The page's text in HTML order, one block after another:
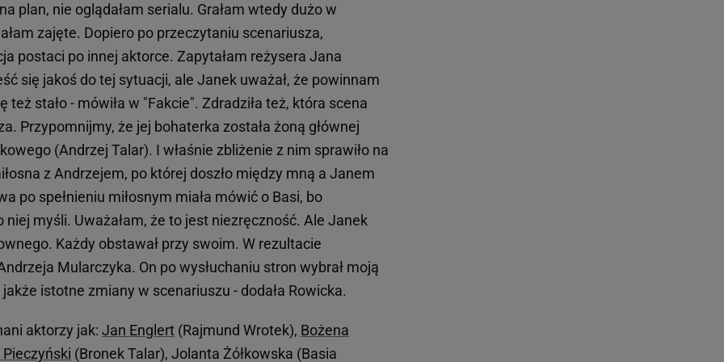
plan, nie oglądałam serialu. Grałam wtedy dużo w
zajęte. Dopiero po przeczytaniu scenariusza,
postaci po innej aktorce. Zapytałam reżysera Jana
się jakoś do tej sytuacji, ale Janek uważał, że powinnam
stało - mówiła w "Fakcie". Zdradziła też, która scena
Przypomnijmy, że jej bohaterka została żoną głównej
(Andrzej Talar). I właśnie zbliżenie z nim sprawiło na
z Andrzejem, po której doszło między mną a Janem
po spełnieniu miłosnym miała mówić o Basi, bo
niej myśli. Uważałam, że to jest niezręczność. Ale Janek
Każdy obstawał przy swoim. W rezultacie
Mularczyka. On po wysłuchaniu stron wybrał moją
istotne zmiany w scenariuszu - dodała Rowicka.
aktorzy jak: Jan Englert (Rajmund Wrotek), Bożena
(Bronek Talar), Jolanta Żółkowska (Basia